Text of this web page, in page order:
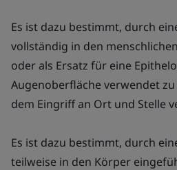
Es ist dazu bestimmt, durch
vollständig in den
oder als Ersatz für eine
Augenoberfläche verwendet
dem Eingriff an Ort und Stelle
Es ist dazu bestimmt, durch
teilweise in den Körper